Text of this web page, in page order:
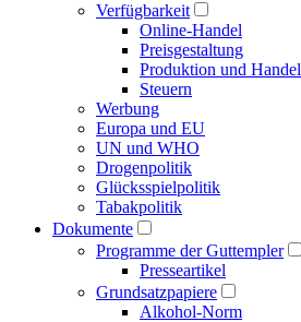
Verfügbarkeit
Online-Handel
Preisgestaltung
Produktion und Handel
Steuern
Werbung
Europa und EU
UN und WHO
Drogenpolitik
Glücksspielpolitik
Tabakpolitik
Dokumente
Programme der Guttempler
Presse­artikel
Grundsatzpapiere
Alkohol-Norm